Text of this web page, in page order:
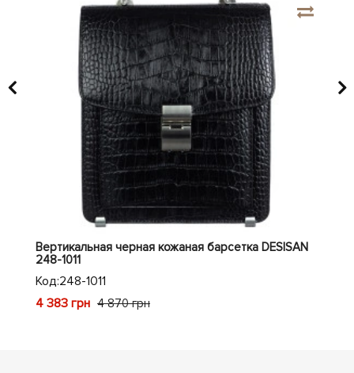
Вертикальная черная кожаная барсетка DESISAN
248-1011
Код:248-1011
4 383 грн 4 870 грн